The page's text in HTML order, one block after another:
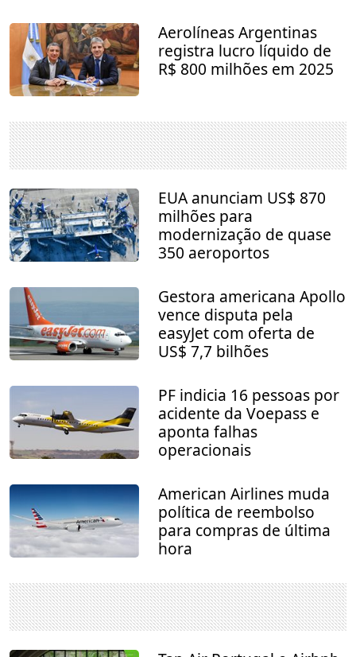
Aerolíneas Argentinas
registra lucro líquido de
R$ 800 milhões em 2025
EUA anunciam US$ 870
milhões para
modernização de quase
350 aeroportos
Gestora americana Apollo
vence disputa pela
easyJet com oferta de
US$ 7,7 bilhões
PF indicia 16 pessoas por
acidente da Voepass e
aponta falhas
operacionais
American Airlines muda
política de reembolso
para compras de última
hora